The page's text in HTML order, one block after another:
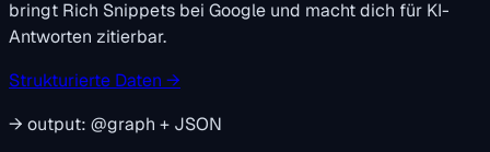
bringt Rich Snippets bei Google und macht dich für KI-
Antworten zitierbar.
Strukturierte Daten →
→ output: @graph + JSON